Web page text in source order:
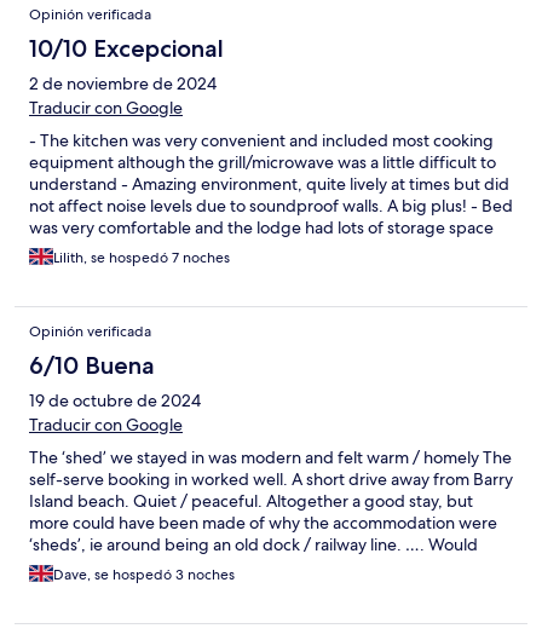
Opinión verificada
10/10 Excepcional
2 de noviembre de 2024
Traducir con Google
- The kitchen was very convenient and included most cooking
equipment although the grill/microwave was a little difficult to
understand - Amazing environment, quite lively at times but did
not affect noise levels due to soundproof walls. A big plus! - Bed
was very comfortable and the lodge had lots of storage space
which we liked. - Water pressure and temperature of shower
was a little low but did not impact experiment too much -
coming to Goodstay Lodges Overall an amazing
accommodation! Thank you very much for the stay and have a
lovely day!
Lilith, se hospedó 7 noches
Opinión verificada
6/10 Buena
19 de octubre de 2024
Traducir con Google
The ‘shed’ we stayed in was modern and felt warm / homely The
self-serve booking in worked well. A short drive away from Barry
Island beach. Quiet / peaceful. Altogether a good stay, but
more could have been made of why the accommodation were
‘sheds’, ie around being an old dock / railway line. …. Would
have been good if the sheds were painted to resemble that
they were old train carts and that would add lots more character
too bright Gate locked too early (probably by another guest) ….
Dave, se hospedó 3 noches